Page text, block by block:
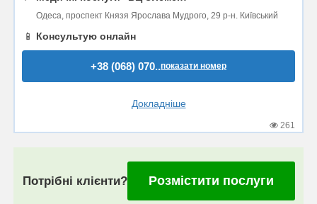
Одеса, проспект Князя Ярослава Мудрого, 29 р-н. Київський
📱 Консультую онлайн
+38 (068) 070..показати номер
Докладніше
261
Потрібні клієнти? Розмістити послуги